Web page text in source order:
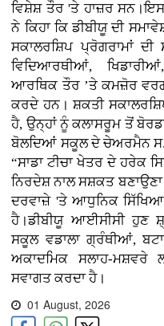
ਵਿਸ਼ੇਸ਼ ਤੌਰ 'ਤੇ ਹਾਜ਼ਰ
ਨੇ ਕਿਹਾ ਕਿ ਡੀਬੀਯੂ ਦੀ
ਸਕਾਲਰਸ਼ਿਪ ਪ੍ਰੋਗਰਾਮਾਂ
ਵਿਦਿਆਰਥੀਆਂ,
ਆਰਥਿਕ ਤੌਰ ’ਤੇ ਕਮਜ਼ੋਰ
ਕਰਦੇ ਹਨ। ਸ਼ਕਤੀ
ਹੈ, ਉਨ੍ਹਾਂ ਨੂੰ ਕਲਾਸਰੂਮ ਤੋਂ
ਬੋਲਦਿਆਂ ਸਕੂਲ ਦੇ ਚੇਅਰਮੈਨ ਸ.
“ਸਾਡਾ ਟੀਚਾ ਖੇਤਰ ਦੇ ਹਰੇਕ
ਨਿਰਦੇਸ਼ ਨਾਲ ਸਸ਼ਕਤ
ਦਰਵਾਜ਼ੇ 'ਤੇ ਆਧੁਨਿਕ ਸਿੱਖਿਆ
ਹੈ।ਡੀਬੀਯੂ ਆਈਸੀਸੀ ਹੁਣ
ਸਕੂਲ ਵਡਾਲਾ ਗ੍ਰੰਥੀਆਂ,
ਅਕਾਦਮਿਕ ਸਲਾਹ-ਮਸ਼ਵਰੇ
ਸਵਾਗਤ ਕਰਦਾ ਹੈ।
01 August, 2026